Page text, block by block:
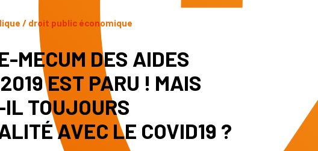
/ droit public économique
MECUM DES AIDES
EST PARU ! MAIS
TOUJOURS
AVEC LE COVID19 ?